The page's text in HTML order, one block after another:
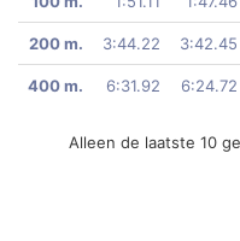
200 m. 3:44.22 3:42.45
400 m. 6:31.92 6:24.72
Alleen de laatste 10